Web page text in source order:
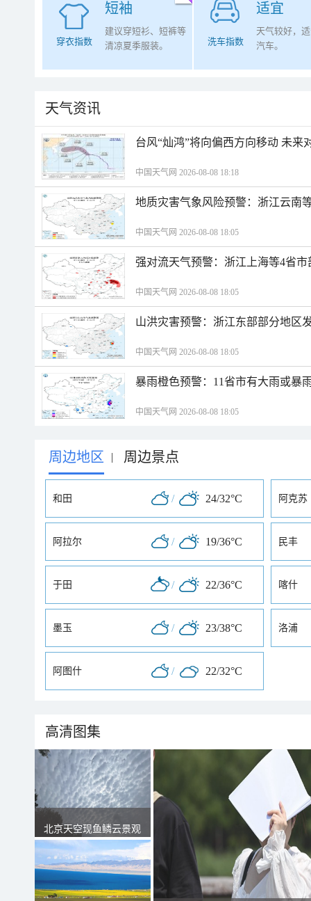
短袖
穿衣指数
建议穿短衫、短裤等
清凉夏季服装。
适宜
洗车指数
天气较好，
汽车。
天气资讯
台风“灿鸿”将向偏西方向移动 未来
中国天气网 2026-08-08 18:18
地质灾害气象风险预警：浙江云南
中国天气网 2026-08-08 18:05
强对流天气预警：浙江上海等4省
中国天气网 2026-08-08 18:05
山洪灾害预警：浙江东部部分地区
中国天气网 2026-08-08 18:05
暴雨橙色预警：11省市有大雨或暴
中国天气网 2026-08-08 18:05
周边地区 | 周边景点
和田 / 24/32°C 阿克苏
阿拉尔 / 19/36°C 民丰
于田 / 22/36°C 喀什
墨玉 / 23/38°C 洛浦
阿图什 / 22/32°C
高清图集
北京天空现鱼鳞云景观